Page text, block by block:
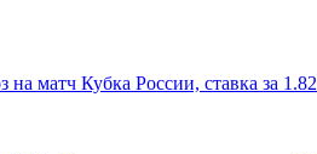
матч Кубка России, ставка за 1.82